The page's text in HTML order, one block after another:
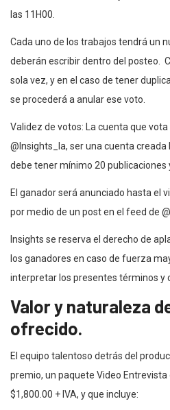
las 11H00.
Cada uno de los trabajos tendrá un
deberán escribir dentro del posteo.
sola vez, y en el caso de tener
se procederá a anular ese voto.
Validez de votos: La cuenta que
@Insights_la, ser una cuenta
debe tener mínimo 20 publicaciones
El ganador será anunciado hasta el
por medio de un post en el feed de
Insights se reserva el derecho de
los ganadores en caso de fuerza
interpretar los presentes términos y
Valor y naturaleza
ofrecido.
El equipo talentoso detrás del
premio, un paquete Video Entrevista
$1,800.00 + IVA, y que incluye: